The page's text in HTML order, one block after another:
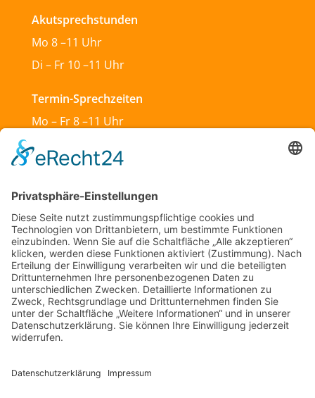
Akutsprechstunden
Mo 8 –11 Uhr
Di – Fr 10 –11 Uhr
Termin-Sprechzeiten
Mo – Fr 8 –11 Uhr
Mo & Do 13 –18 Uhr
Di 17:30 – 19:30 Uhr
Sa und So geschlossen